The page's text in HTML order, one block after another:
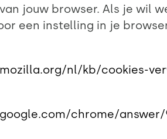
jouw browser. Als je wil
een instelling in je
nl/kb/cookies-
chrome/answer/